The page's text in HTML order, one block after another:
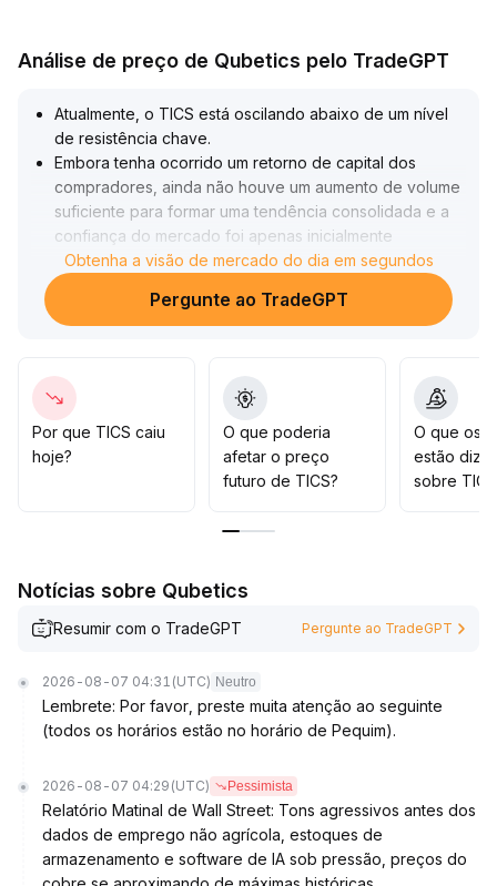
Análise de preço de Qubetics pelo TradeGPT
Atualmente, o TICS está oscilando abaixo de um nível
de resistência chave.
Embora tenha ocorrido um retorno de capital dos
compradores, ainda não houve um aumento de volume
suficiente para formar uma tendência consolidada e a
confiança do mercado foi apenas inicialmente
restaurada.
Recomenda-se aos investidores de curto prazo que
realizem compras parciais de forma experimental,
O objetivo de curto prazo pode ter como referência os
máximos anteriores durante a consolidação
Para estratégias de médio a longo prazo, recomenda-
se aguardar pacientemente até que o preço rompa a
resistência chave com confirmação de volume, a fim de
Obtenha a visão de mercado do dia em segundos
Pergunte ao TradeGPT
Por que TICS caiu
hoje?
O que poderia
afetar o preço
futuro de TICS?
O que os
estão
sobre
Notícias sobre Qubetics
Resumir com o TradeGPT Pergunte ao TradeGPT
2026-08-07 04:31 (UTC) Neutro
Lembrete: Por favor, preste muita atenção ao seguinte
(todos os horários estão no horário de Pequim).
2026-08-07 04:29 (UTC) Pessimista
Relatório Matinal de Wall Street: Tons agressivos antes dos
dados de emprego não agrícola, estoques de
armazenamento e software de IA sob pressão, preços do